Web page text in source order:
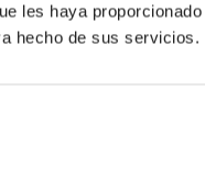
les haya
hecho de sus servicios.
a reducir la pérdida de